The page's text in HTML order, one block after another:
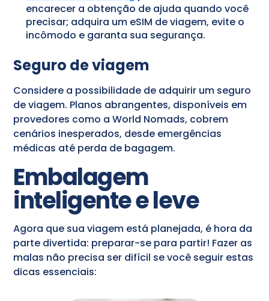
encarecer a obtenção de ajuda quando você
precisar; adquira um eSIM de viagem, evite o
incômodo e garanta sua segurança.
Seguro de viagem
Considere a possibilidade de adquirir um seguro
de viagem. Planos abrangentes, disponíveis em
provedores como a World Nomads, cobrem
cenários inesperados, desde emergências
médicas até perda de bagagem.
Embalagem
inteligente e leve
Agora que sua viagem está planejada, é hora da
parte divertida: preparar-se para partir! Fazer as
malas não precisa ser difícil se você seguir estas
dicas essenciais: